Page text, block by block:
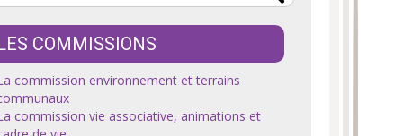
COMMISSIONS
commission environnement et terrains
commission vie associative, animations et